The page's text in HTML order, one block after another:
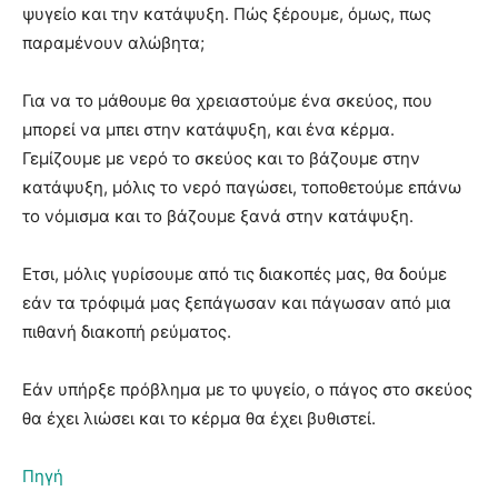
ψυγείο και την κατάψυξη. Πώς ξέρουμε, όμως, πως
παραμένουν αλώβητα;
Για να το μάθουμε θα χρειαστούμε ένα σκεύος, που
μπορεί να μπει στην κατάψυξη, και ένα κέρμα.
Γεμίζουμε με νερό το σκεύος και το βάζουμε στην
κατάψυξη, μόλις το νερό παγώσει, τοποθετούμε επάνω
το νόμισμα και το βάζουμε ξανά στην κατάψυξη.
Ετσι, μόλις γυρίσουμε από τις διακοπές μας, θα δούμε
εάν τα τρόφιμά μας ξεπάγωσαν και πάγωσαν από μια
πιθανή διακοπή ρεύματος.
Εάν υπήρξε πρόβλημα με το ψυγείο, ο πάγος στο σκεύος
θα έχει λιώσει και το κέρμα θα έχει βυθιστεί.
Πηγή